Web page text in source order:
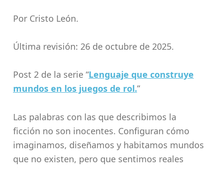
Por Cristo León.
Última revisión: 26 de octubre de 2025.
Post 2 de la serie “Lenguaje que construye
mundos en los juegos de rol.”
Las palabras con las que describimos la
ficción no son inocentes. Configuran cómo
imaginamos, diseñamos y habitamos mundos
que no existen, pero que sentimos reales